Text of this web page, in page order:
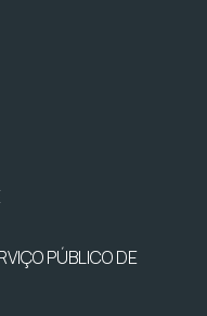
PÚBLICO DE